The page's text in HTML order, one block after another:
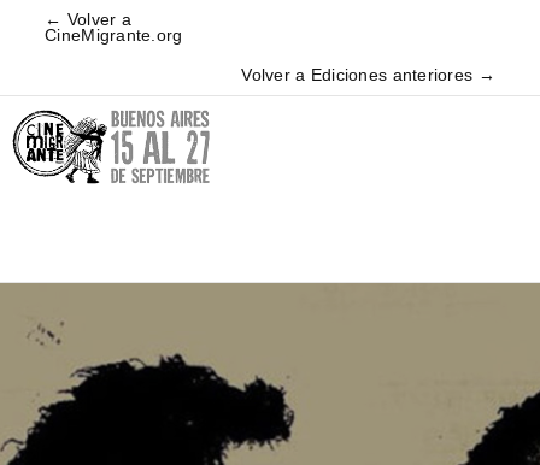
← Volver a
CineMigrante.org
Volver a Ediciones anteriores →